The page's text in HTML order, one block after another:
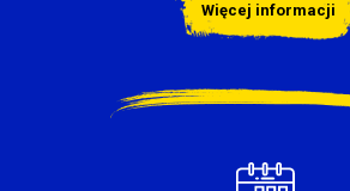
Więcej informacji